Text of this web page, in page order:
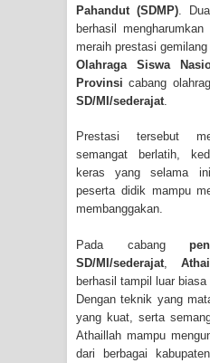
Pahandut (SDMP).
berhasil
meraih prestasi
Olahraga Siswa
Provinsi cabang
SD/MI/sederajat
Prestasi tersebut
semangat berlatih,
keras yang selama
peserta didik mampu
membanggakan.
Pada cabang
SD/MI/sederajat
berhasil tampil luar
Dengan teknik yang
yang kuat, serta
Athaillah mampu
dari berbagai